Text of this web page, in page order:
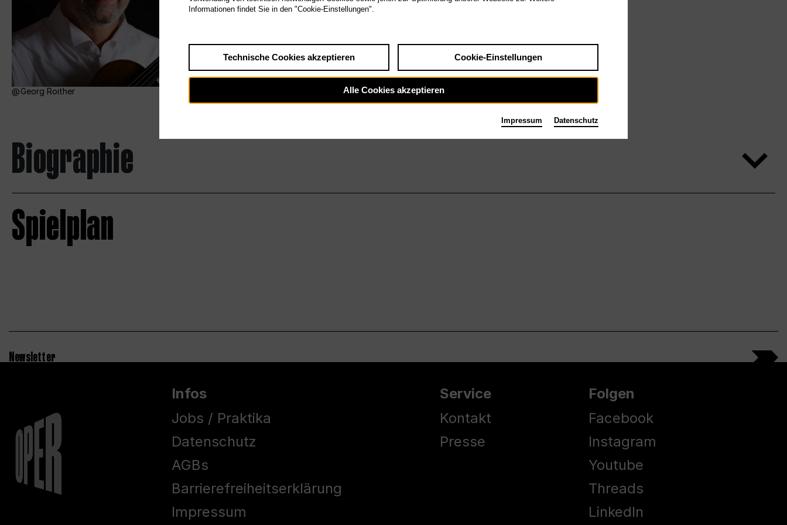
Georg Roither
Biographie
Spielplan
Newsletter
Infos
Jobs / Praktika
Datenschutz
AGBs
Barrierefreiheitserklärung
Impressum
Service
Kontakt
Presse
Folgen
Facebook
Instagram
Youtube
Threads
LinkedIn
Informationen findet Sie in den "Cookie-Einstellungen".
Technische Cookies akzeptieren Cookie-Einstellungen
Alle Cookies akzeptieren
Impressum Datenschutz